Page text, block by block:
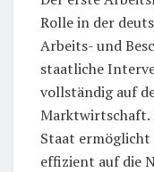
Rolle in der
Arbeits- und
staatliche
vollständig auf
Marktwirtschaft.
Staat ermöglicht
effizient auf die